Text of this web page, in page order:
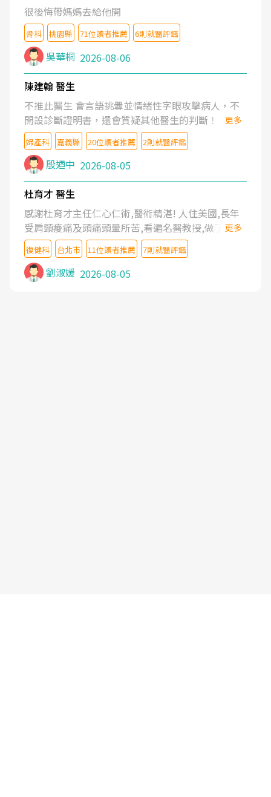
很後悔帶媽媽去給他開
骨科 桃園縣 71位讀者推薦 6則就醫評鑑
吳華桐 2026-08-06
陳建翰 醫生
不推此醫生 會言語挑釁並情緒性字眼攻擊病人，不
開設診斷證明書，還會質疑其他醫生的判斷！
更多
婦產科 嘉義縣 20位讀者推薦 2則就醫評鑑
殷迺中 2026-08-05
杜育才 醫生
感謝杜育才主任仁心仁術,醫術精湛! 人住美國,長年
受肩頸痠痛及頭痛頭暈所苦,看遍名醫教授,做了各種
檢查,也嘗試過西醫打針,中醫針灸及物理徒手治療都
沒有用,後來連吃到嗎啡類止痛藥都效果有限,只是壓
症狀,沒多久就痛起來,多年失眠嚴重影響生活品質.
台灣親友介紹忠孝醫院杜育才主任是頸頭症候群專
更多
復健科 台北市 11位讀者推薦 7則就醫評鑑
劉淑媛 2026-08-05